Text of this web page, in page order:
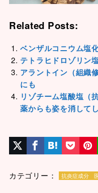
Related Posts:
ベンザルコニウム塩
テトラヒドロゾリン
アラントイン（組織
にも
リゾチーム塩酸塩（
薬からも姿を消して
カテゴリー： 抗炎症成分